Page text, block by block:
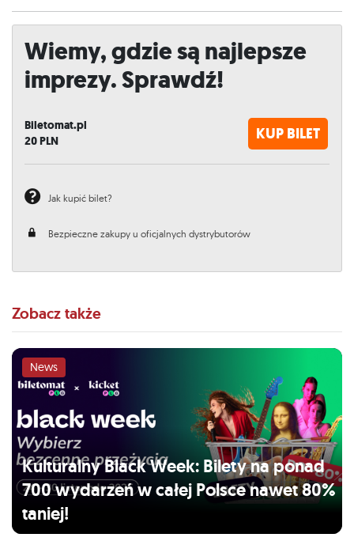
Wiemy, gdzie są najlepsze
imprezy. Sprawdź!
Biletomat.pl
20PLN KUP BILET
Jak kupić bilet?
Bezpieczne zakupy u oficjalnych dystrybutorów
Zobacz także
Kulturalny Black Week: Bilety na ponad
700 wydarzeń w całej Polsce nawet 80%
taniej!
News